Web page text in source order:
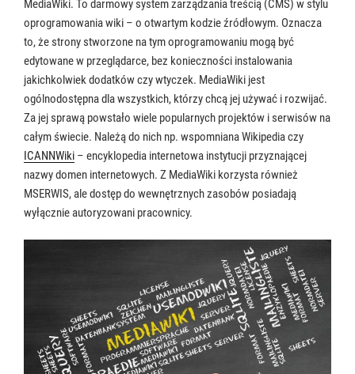
MediaWiki. To darmowy system zarządzania treścią (CMS) w stylu
oprogramowania wiki – o otwartym kodzie źródłowym. Oznacza
to, że strony stworzone na tym oprogramowaniu mogą być
edytowane w przeglądarce, bez konieczności instalowania
jakichkolwiek dodatków czy wtyczek. MediaWiki jest
ogólnodostępna dla wszystkich, którzy chcą jej używać i rozwijać.
Za jej sprawą powstało wiele popularnych projektów i serwisów na
całym świecie. Należą do nich np. wspomniana Wikipedia czy
ICANNWiki – encyklopedia internetowa instytucji przyznającej
nazwy domen internetowych. Z MediaWiki korzysta również
MSERWIS, ale dostęp do wewnętrznych zasobów posiadają
wyłącznie autoryzowani pracownicy.